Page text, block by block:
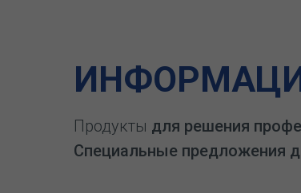
Продукты для решения
Специальные предложения